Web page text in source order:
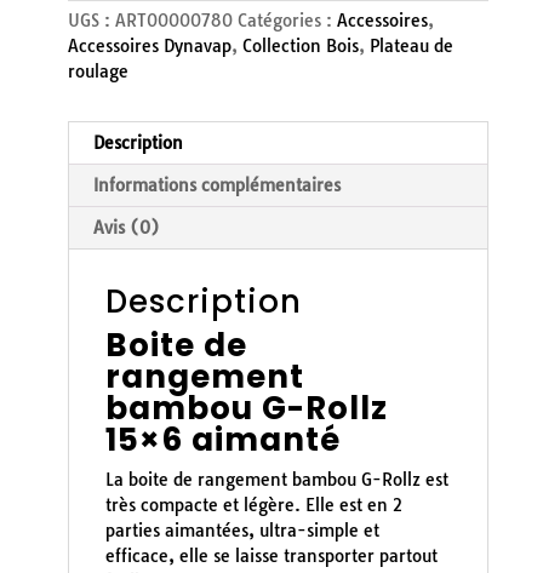
UGS : ART00000780 Catégories : Accessoires,
Accessoires Dynavap, Collection Bois, Plateau de
roulage
Description
Informations complémentaires
Avis (0)
Description
Boite de
rangement
bambou G-Rollz
15×6 aimanté
La boite de rangement bambou G-Rollz est
très compacte et légère. Elle est en 2
parties aimantées, ultra-simple et
efficace, elle se laisse transporter partout